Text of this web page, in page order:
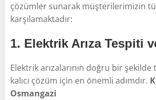
çözümler sunarak müşterilerimizin
karşılamaktadır:
1. Elektrik Arıza Tespiti
Elektrik arızalarının doğru bir
kalıcı çözüm için en önemli adımdır.
Osmangazi